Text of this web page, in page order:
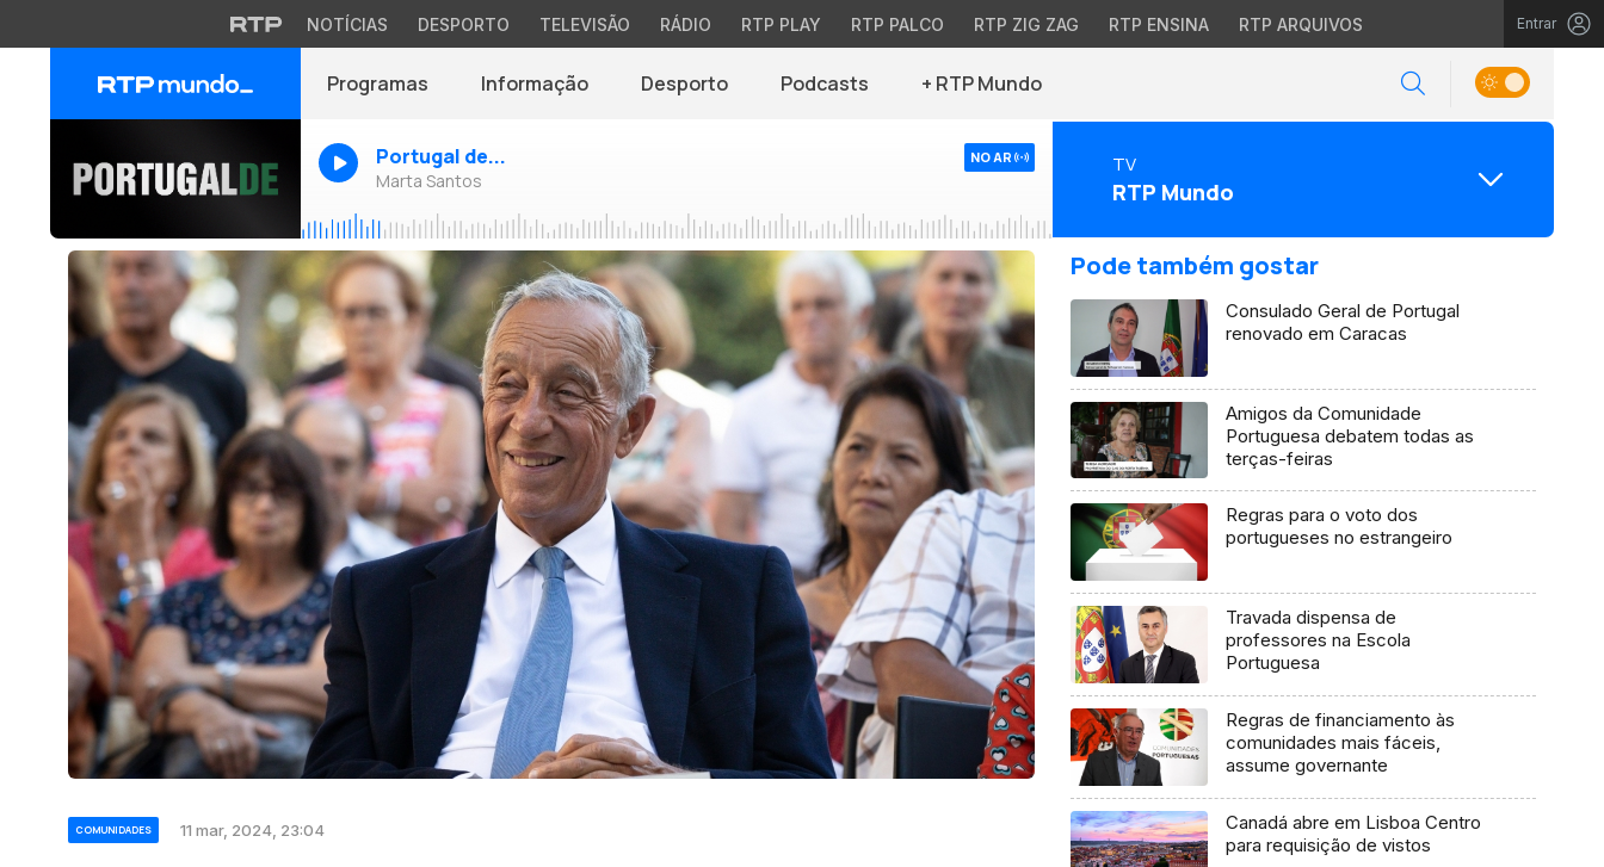
NOTÍCIAS DESPORTO TELEVISÃO RÁDIO RTP PLAY RTP PALCO RTP ZIG ZAG RTP ENSINA RTP ARQUIVOS Entrar
Programas Informação Desporto Podcasts + RTP Mundo
Portugal de...
Marta Santos
NO AR TV
RTP Mundo
COMUNIDADES 11 mar, 2024, 23:04
Pode também gostar
Consulado Geral de Portugal
renovado em Caracas
Amigos da Comunidade
Portuguesa debatem todas as
terças-feiras
Regras para o voto dos
portugueses no estrangeiro
Travada dispensa de
professores na Escola
Portuguesa
Regras de financiamento às
comunidades mais fáceis,
assume governante
Canadá abre em Lisboa Centro
para requisição de vistos